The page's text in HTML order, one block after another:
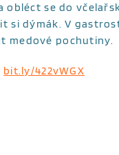
obléct se do
si dýmák. V
medové pochutiny.
bit.ly/422vWGX